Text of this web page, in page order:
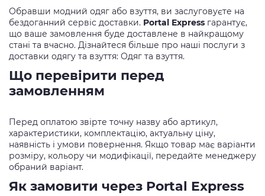
Обравши модний одяг або взуття, ви заслуговуєте на
бездоганний сервіс доставки. Portal Express гарантує,
що ваше замовлення буде доставлене в найкращому
стані та вчасно. Дізнайтеся більше про наші послуги з
доставки одягу та взуття: Одяг та взуття.
Що перевірити перед
замовленням
Перед оплатою звірте точну назву або артикул,
характеристики, комплектацію, актуальну ціну,
наявність і умови повернення. Якщо товар має варіанти
розміру, кольору чи модифікації, передайте менеджеру
обраний варіант.
Як замовити через Portal Express